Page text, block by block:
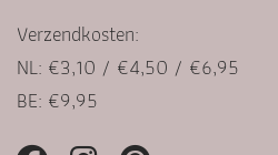
Verzendkosten:
NL: €3,10 / €4,50 / €6,95
BE: €9,95